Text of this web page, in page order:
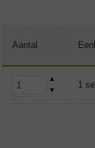
Aantal
▲
▼
1